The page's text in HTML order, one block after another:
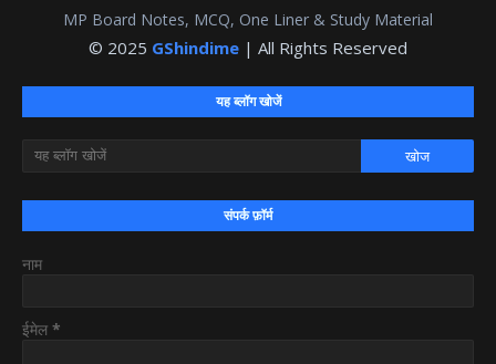
MP Board Notes, MCQ, One Liner & Study Material
© 2025 GShindime | All Rights Reserved
यह ब्लॉग खोजें
संपर्क फ़ॉर्म
नाम
ईमेल *